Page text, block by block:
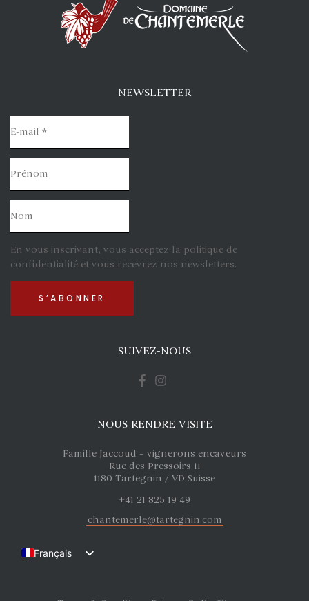
NEWSLETTER
En vous inscrivant, vous acceptez la politique de
confidentialité et vous recevrez nos newsletters.
SUIVEZ-NOUS
NOUS RENDRE VISITE
Famille Jaccoud – vignerons encaveurs
Rue des Pressoirs 11
1180 Tartegnin / VD Suisse
+41 21 825 19 49
chantemerle@tartegnin.com
Français
Deutsch